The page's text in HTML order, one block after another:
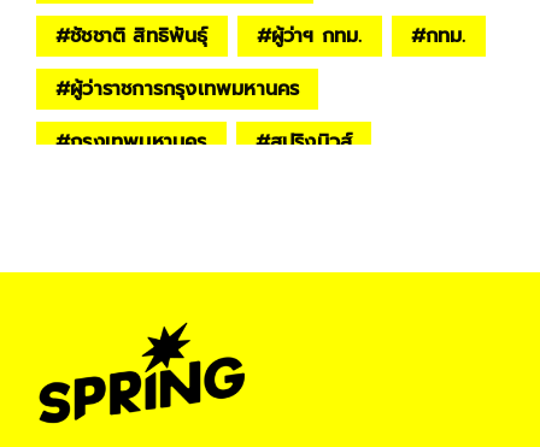
#ชัชชาติ สิทธิพันธุ์ #ผู้ว่าฯ กทม. #กทม.
#ผู้ว่าราชการกรุงเทพมหานคร
#กรุงเทพมหานคร #สปริงนิวส์